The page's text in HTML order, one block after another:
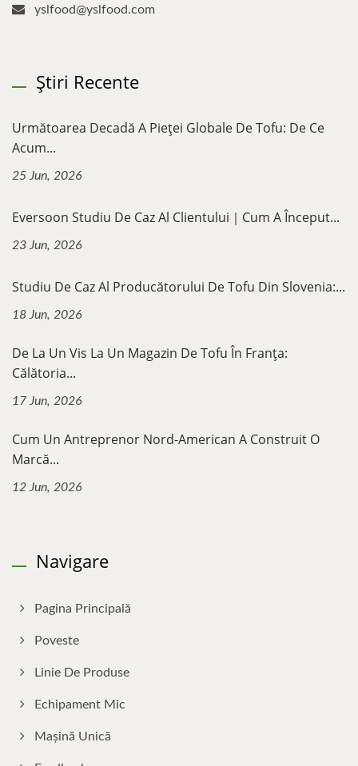
yslfood@yslfood.com
Știri Recente
Următoarea Decadă A Pieței Globale De Tofu: De Ce
Acum...
25 Jun, 2026
Eversoon Studiu De Caz Al Clientului｜Cum A Început...
23 Jun, 2026
Studiu De Caz Al Producătorului De Tofu Din Slovenia:...
18 Jun, 2026
De La Un Vis La Un Magazin De Tofu În Franța:
Călătoria...
17 Jun, 2026
Cum Un Antreprenor Nord-American A Construit O
Marcă...
12 Jun, 2026
Navigare
Pagina Principală
Poveste
Linie De Produse
Echipament Mic
Mașină Unică